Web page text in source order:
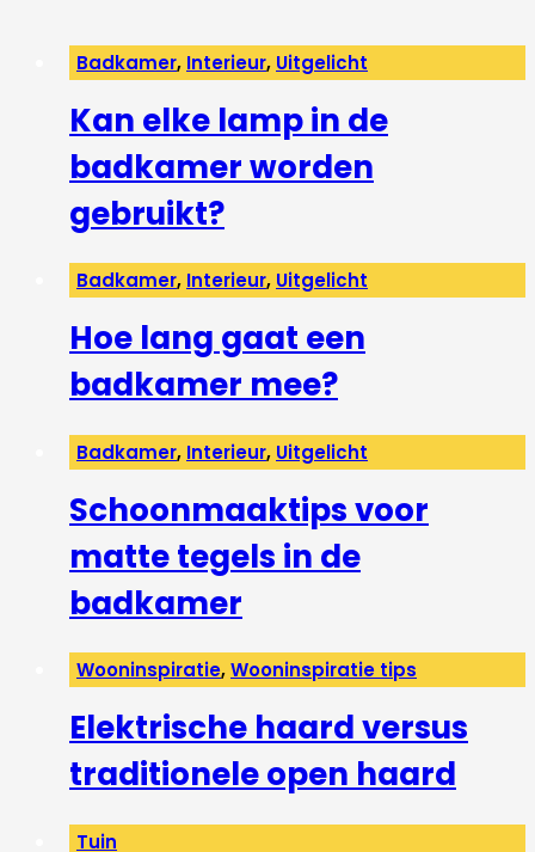
Badkamer, Interieur, Uitgelicht
Kan elke lamp in de
badkamer worden
gebruikt?
Badkamer, Interieur, Uitgelicht
Hoe lang gaat een
badkamer mee?
Badkamer, Interieur, Uitgelicht
Schoonmaaktips voor
matte tegels in de
badkamer
Wooninspiratie,Wooninspiratie tips
Elektrische haard versus
traditionele open haard
Tuin